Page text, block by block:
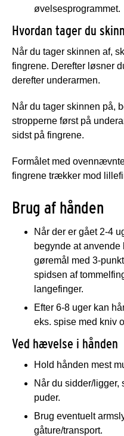
øvelsesprogrammet.
Hvordan tager du
Når du tager skinnen af,
fingrene. Derefter løsner
derefter underarmen.
Når du tager skinnen på,
stropperne først på
sidst på fingrene.
Formålet med
fingrene trækker mod
Brug af hånden
Når der er gået 2-4
begynde at
gøremål med 3-
spidsen af
langefinger.
Efter 6-8 uger kan
eks. spise med kniv
Ved hævelse i hånden
Hold hånden mest
Når du sidder/ligger,
puder.
Brug eventuelt
gåture/transport.